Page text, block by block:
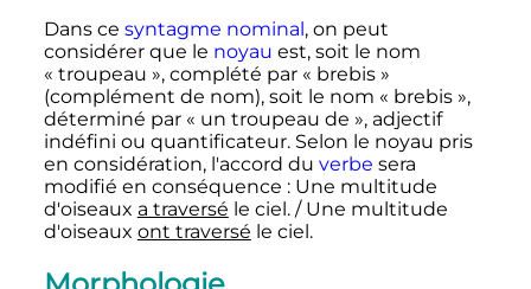
Dans ce syntagme nominal, on peut
considérer que le noyau est, soit le nom
« troupeau », complété par « brebis »
(complément de nom), soit le nom « brebis »,
déterminé par « un troupeau de », adjectif
indéfini ou quantificateur. Selon le noyau pris
en considération, l'accord du verbe sera
modifié en conséquence : Une multitude
d'oiseaux a traversé le ciel. / Une multitude
d'oiseaux ont traversé le ciel.